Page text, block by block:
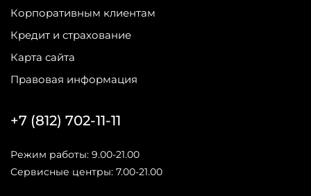
Корпоративным клиентам
Кредит и страхование
Карта сайта
Правовая информация
+7 (812) 702-11-11
Режим работы: 9.00-21.00
Сервисные центры: 7.00-21.00